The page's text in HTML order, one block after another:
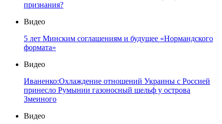
признания?
Видео
5 лет Минским соглашениям и будущее «Нормандского
формата»
Видео
Иваненко:Охлаждение отношений Украины с Россией
принесло Румынии газоносный шельф у острова
Змеиного
Видео